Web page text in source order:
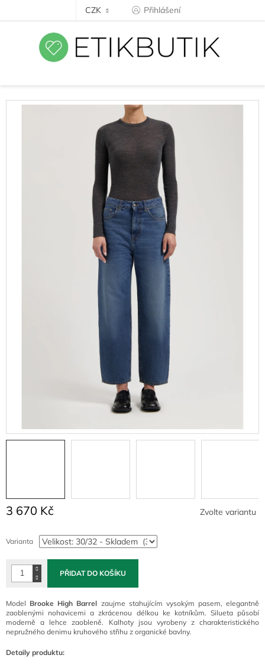
CZK Přihlášení
3 670 Kč
cena:
Zvolte variantu
Varianta
PŘIDAT DO KOŠÍKU
Model Brooke High Barrel zaujme stahujícím vysokým pasem, elegantně
zaoblenými nohavicemi a zkrácenou délkou ke kotníkům. Silueta působí
moderně a lehce zaobleně. Kalhoty jsou vyrobeny z charakteristického
nepružného denimu kruhového střihu z organické bavlny.
Detaily produktu: